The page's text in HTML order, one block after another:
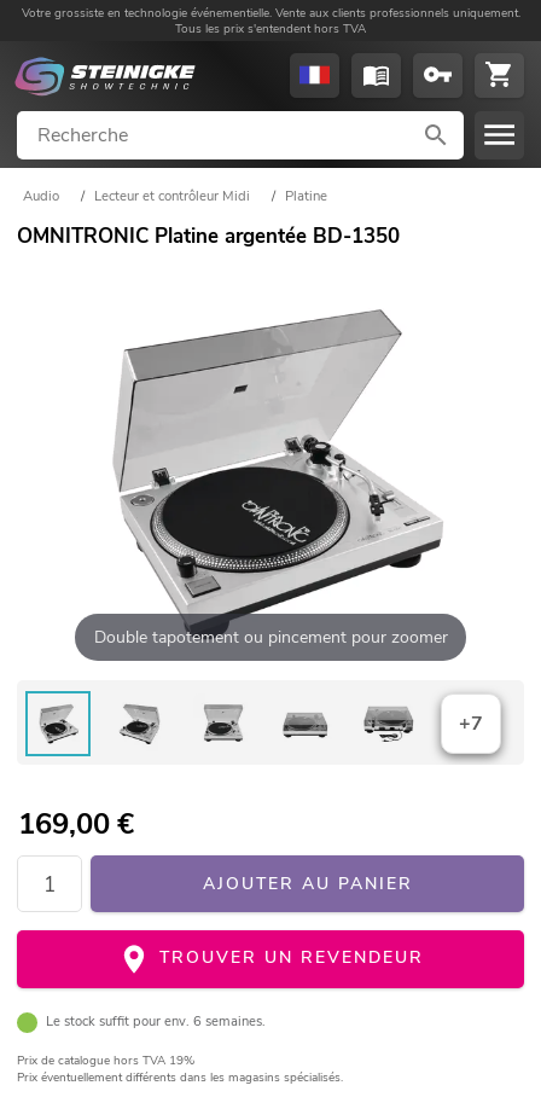
Votre grossiste en technologie événementielle. Vente aux clients professionnels uniquement.
Tous les prix s'entendent hors TVA
Audio / Lecteur et contrôleur Midi / Platine
OMNITRONIC Platine argentée BD-1350
Double tapotement ou pincement pour zoomer
+7
169,00€
AJOUTER AU PANIER
TROUVER UN REVENDEUR
Le stock suffit pour env. 6 semaines.
Prix de catalogue hors TVA 19%
Prix éventuellement différents dans les magasins spécialisés.